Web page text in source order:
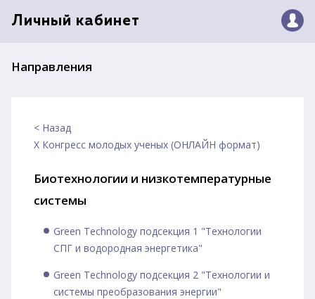
Личный кабинет
Направления
< Назад
X Конгресс молодых ученых (ОНЛАЙН формат)
Биотехнологии и низкотемпературные
системы
Green Technology подсекция 1 "Технологии
СПГ и водородная энергетика"
Green Technology подсекция 2 "Технологии и
системы преобразования энергии"